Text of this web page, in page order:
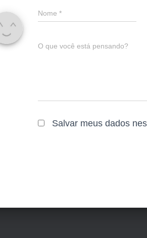
Nome *
O que você está pensando?
Salvar meus dados